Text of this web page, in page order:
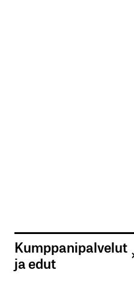
Kumppanipalvelut
ja edut